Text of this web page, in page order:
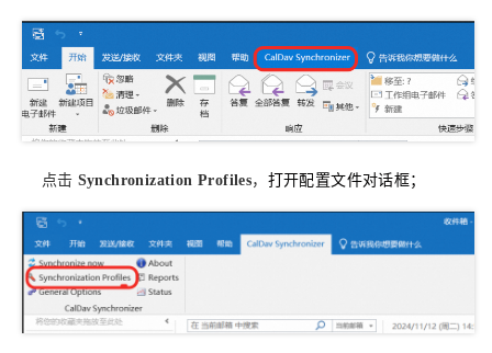
点击 Synchronization Profiles， 打开配置文件对话框；